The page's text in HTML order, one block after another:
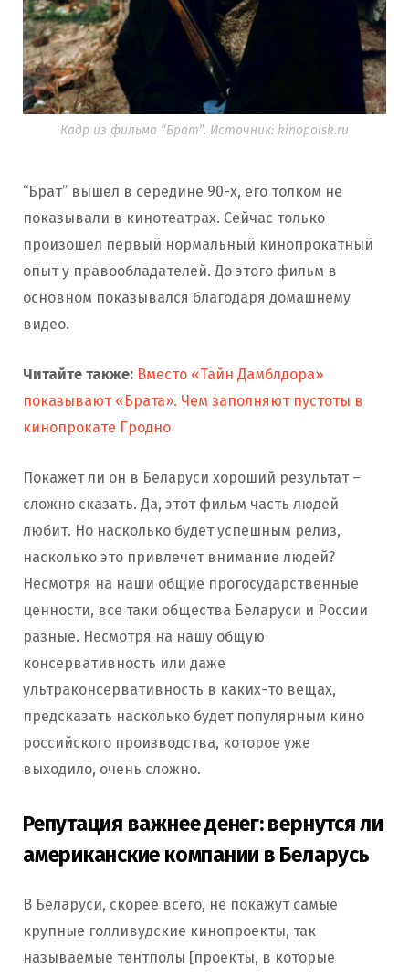
Кадр из фильма “Брат”. Источник: kinopoisk.ru
“Брат” вышел в середине 90-х, его толком не
показывали в кинотеатрах. Сейчас только
произошел первый нормальный кинопрокатный
опыт у правообладателей. До этого фильм в
основном показывался благодаря домашнему
видео.
Читайте также: Вместо «Тайн Дамблдора»
показывают «Брата». Чем заполняют пустоты в
кинопрокате Гродно
Покажет ли он в Беларуси хороший результат –
сложно сказать. Да, этот фильм часть людей
любит. Но насколько будет успешным релиз,
насколько это привлечет внимание людей?
Несмотря на наши общие прогосударственные
ценности, все таки общества Беларуси и России
разные. Несмотря на нашу общую
консервативность или даже
ультраконсервативность в каких-то вещах,
предсказать насколько будет популярным кино
российского производства, которое уже
выходило, очень сложно.
Репутация важнее денег: вернутся ли
американские компании в Беларусь
В Беларуси, скорее всего, не покажут самые
крупные голливудские кинопроекты, так
называемые тентполы [проекты, в которые